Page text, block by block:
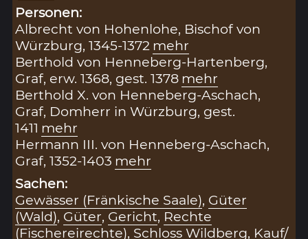
Personen:
Albrecht von Hohenlohe, Bischof von
Würzburg, 1345-1372 mehr
Berthold von Henneberg-Hartenberg,
Graf, erw. 1368, gest. 1378 mehr
Berthold X. von Henneberg-Aschach,
Graf, Domherr in Würzburg, gest.
1411 mehr
Hermann III. von Henneberg-Aschach,
Graf, 1352-1403 mehr
Sachen:
Gewässer (Fränkische Saale), Güter
(Wald), Güter, Gericht, Rechte
(Fischereirechte), Schloss Wildberg, Kauf/